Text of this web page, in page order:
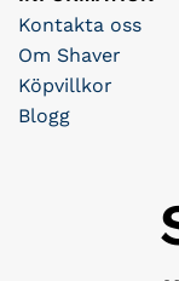
Kontakta oss
Om Shaver
Köpvillkor
Blogg